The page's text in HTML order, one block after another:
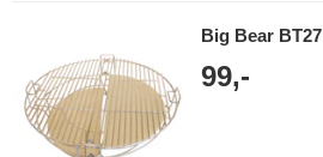
Big Bear BT27
99,-